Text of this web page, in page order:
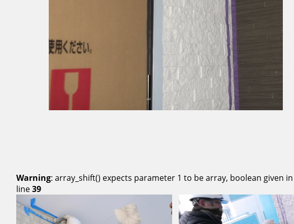
Warning: array_shift() expects parameter 1 to be array, boolean given in
line39